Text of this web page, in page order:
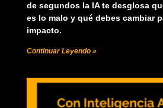
de segundos la IA te desglosa
es lo malo y qué debes cambiar
impacto.
Continuar Leyendo »